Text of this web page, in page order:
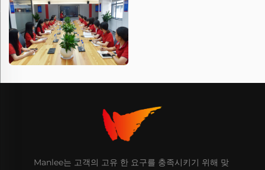
Manlee는 고객의 고유 한 요구를 충족시키기 위해 맞